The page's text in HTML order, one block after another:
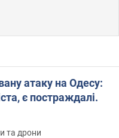
атаку на Одесу:
є постраждалі.
та дрони